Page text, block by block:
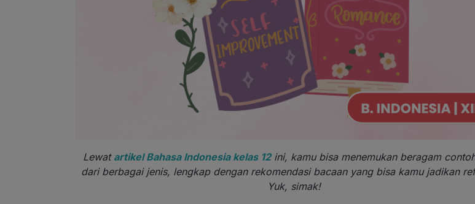
Lewat artikel Bahasa Indonesia kelas 12ini, kamu bisa menemukan beragam
dari berbagai jenis, lengkap dengan rekomendasi bacaan yang bisa kamu jadikan
Yuk, simak!